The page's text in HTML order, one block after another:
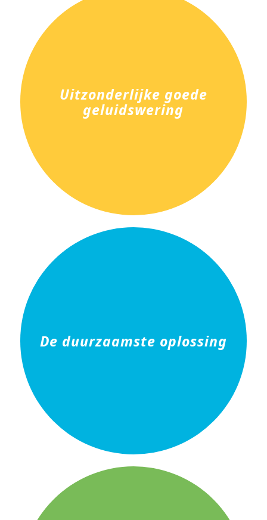
Uitzonderlijke goede
geluidswering
De duurzaamste oplossing